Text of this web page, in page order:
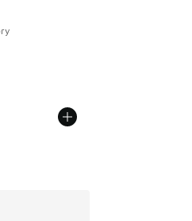
Prix en baisse de € 64,99 à